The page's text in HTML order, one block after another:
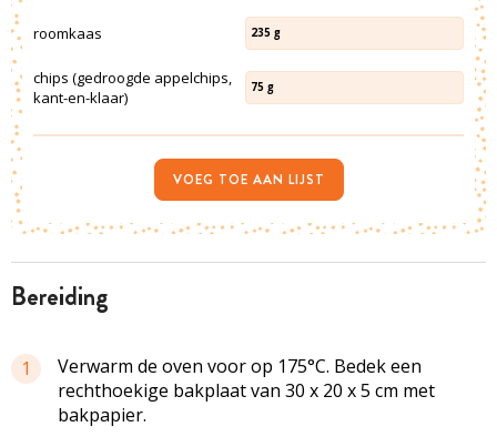
bereiding
1
Verwarm de oven voor op 175°C. Bedek een
rechthoekige bakplaat van 30 x 20 x 5 cm met
bakpapier.
roomkaas 235 g
chips (gedroogde appelchips,
kant-en-klaar)
75 g
VOEG TOE AAN LIJST